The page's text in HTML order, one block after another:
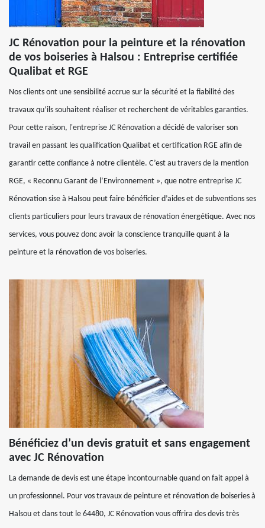
JC Rénovation pour la peinture et la rénovation
de vos boiseries à Halsou : Entreprise certifiée
Qualibat et RGE
Nos clients ont une sensibilité accrue sur la sécurité et la fiabilité des
travaux qu’ils souhaitent réaliser et recherchent de véritables garanties.
Pour cette raison, l'entreprise JC Rénovation a décidé de valoriser son
travail en passant les qualification Qualibat et certification RGE afin de
garantir cette confiance à notre clientèle. C’est au travers de la mention
RGE, « Reconnu Garant de l’Environnement », que notre entreprise JC
Rénovation sise à Halsou peut faire bénéficier d’aides et de subventions ses
clients particuliers pour leurs travaux de rénovation énergétique. Avec nos
services, vous pouvez donc avoir la conscience tranquille quant à la
peinture et la rénovation de vos boiseries.
Bénéficiez d’un devis gratuit et sans engagement
avec JC Rénovation
La demande de devis est une étape incontournable quand on fait appel à
un professionnel. Pour vos travaux de peinture et rénovation de boiseries à
Halsou et dans tout le 64480, JC Rénovation vous offrira des devis très